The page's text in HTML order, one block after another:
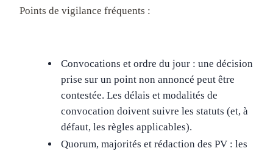
Points de vigilance fréquents :
Convocations et ordre du jour : une décision
prise sur un point non annoncé peut être
contestée. Les délais et modalités de
convocation doivent suivre les statuts (et, à
défaut, les règles applicables).
Quorum, majorités et rédaction des PV : les